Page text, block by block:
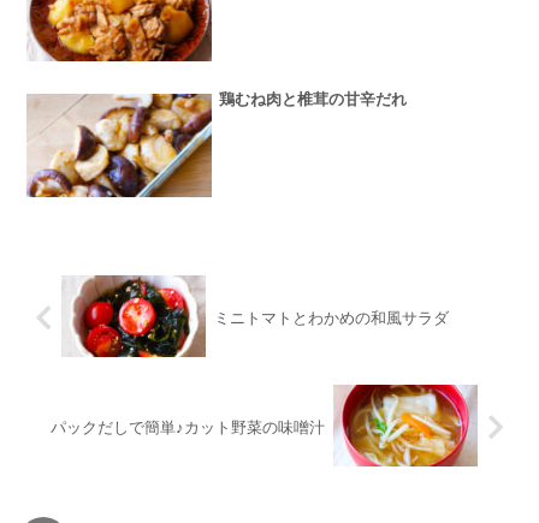
鶏むね肉と椎茸の甘辛だれ
ミニトマトとわかめの和風サラダ
パックだしで簡単♪カット野菜の味噌汁